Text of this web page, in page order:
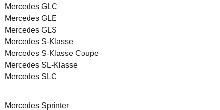
Mercedes GLC
Mercedes GLE
Mercedes GLS
Mercedes S-Klasse
Mercedes S-Klasse Coupe
Mercedes SL-Klasse
Mercedes SLC
Mercedes Sprinter